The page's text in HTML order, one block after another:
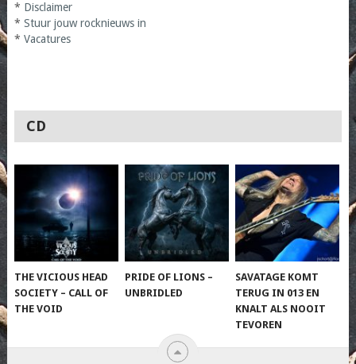
* Disclaimer
* Stuur jouw rocknieuws in
* Vacatures
CD
THE VICIOUS HEAD
SOCIETY – CALL OF
THE VOID
PRIDE OF LIONS –
UNBRIDLED
SAVATAGE KOMT
TERUG IN 013 EN
KNALT ALS NOOIT
TEVOREN